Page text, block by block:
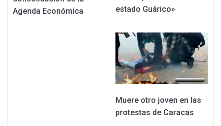
Agenda Económica
estado Guárico»
Muere otro joven en las
protestas de Caracas